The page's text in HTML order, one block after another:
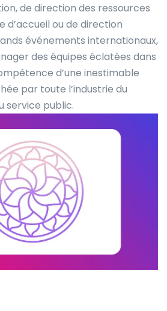
de direction des ressources
d’accueil ou de direction
événements internationaux,
des équipes éclatées dans
d’une inestimable
par toute l’industrie du
service public.